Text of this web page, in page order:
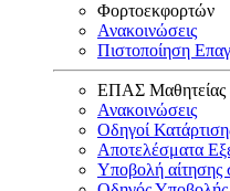
Φορτοεκφορτών
Ανακοινώσεις
Πιστοποίηση
ΕΠΑΣ
Ανακοινώσεις
Oδηγοί
Αποτελέσματα
Υποβολή αίτησης